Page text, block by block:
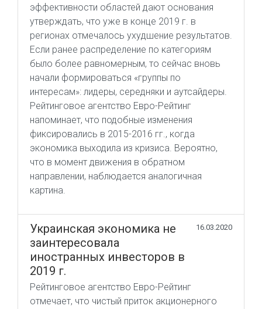
эффективности областей дают основания
утверждать, что уже в конце 2019 г. в
регионах отмечалось ухудшение результатов.
Если ранее распределение по категориям
было более равномерным, то сейчас вновь
начали формироваться «группы по
интересам»: лидеры, середняки и аутсайдеры.
Рейтинговое агентство Евро-Рейтинг
напоминает, что подобные изменения
фиксировались в 2015-2016 гг., когда
экономика выходила из кризиса. Вероятно,
что в момент движения в обратном
направлении, наблюдается аналогичная
картина.
Украинская экономика не
заинтересовала
иностранных инвесторов в
2019 г.
16.03.2020
Рейтинговое агентство Евро-Рейтинг
отмечает, что чистый приток акционерного